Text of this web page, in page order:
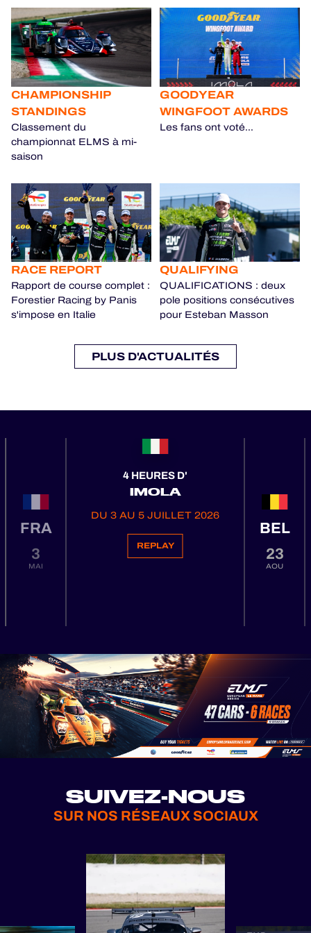
CHAMPIONSHIP
STANDINGS
Classement du
championnat ELMS à mi-
saison
GOODYEAR
WINGFOOT AWARDS
Les fans ont voté...
RACE REPORT
Rapport de course complet :
Forestier Racing by Panis
s'impose en Italie
QUALIFYING
QUALIFICATIONS : deux
pole positions consécutives
pour Esteban Masson
PLUS D'ACTUALITÉS
FRA
3
MAI
4 HEURES D'
IMOLA
DU 3 AU 5 JUILLET 2026
REPLAY
BEL
23
AOU
SUIVEZ-NOUS
SUR NOS RÉSEAUX SOCIAUX